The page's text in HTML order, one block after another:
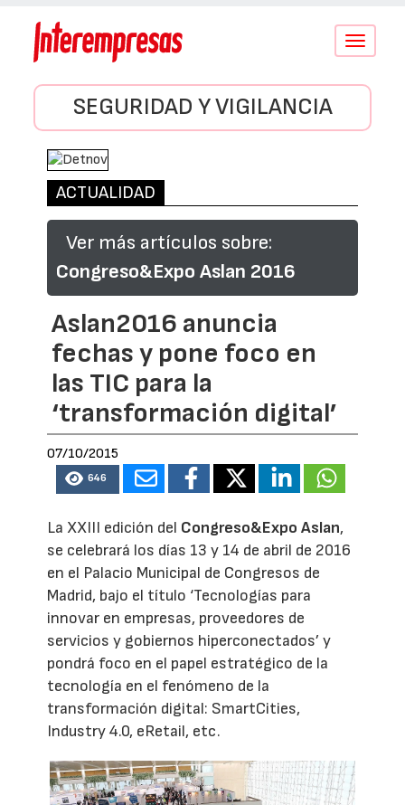
Conmutar
SEGURIDAD Y VIGILANCIA
ACTUALIDAD
Ver más artículos sobre:
Congreso&Expo Aslan 2016
Aslan2016 anuncia
fechas y pone foco en
las TIC para la
‘transformación digital’
07/10/2015
646
La XXIII edición del Congreso&Expo Aslan,
se celebrará los días 13 y 14 de abril de 2016
en el Palacio Municipal de Congresos de
Madrid, bajo el título ‘Tecnologías para
innovar en empresas, proveedores de
servicios y gobiernos hiperconectados’ y
pondrá foco en el papel estratégico de la
tecnología en el fenómeno de la
transformación digital: SmartCities,
Industry 4.0, eRetail, etc.